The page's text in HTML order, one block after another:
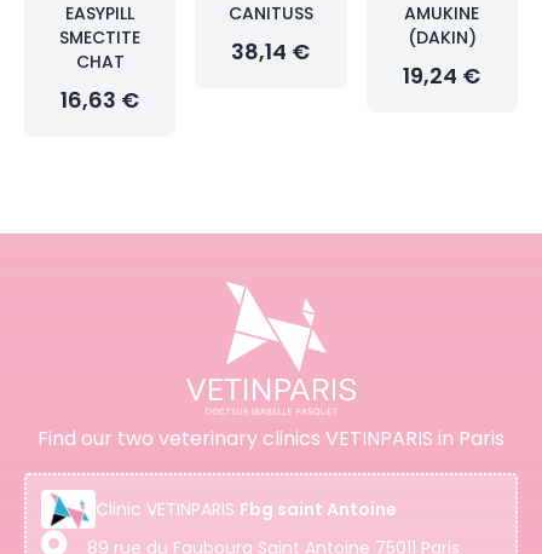
EASYPILL
SMECTITE
CHAT
16,63 €
CANITUSS
38,14 €
AMUKINE
(DAKIN)
19,24 €
Find our two veterinary clinics VETINPARIS in Paris
Clinic VETINPARIS Fbg saint Antoine
89 rue du Faubourg Saint Antoine 75011 Paris